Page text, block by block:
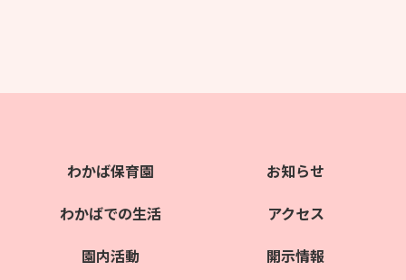
わかば保育園
わかばでの生活
園内活動
お知らせ
アクセス
開示情報